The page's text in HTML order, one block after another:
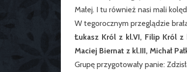
Małej. I tu również nasi mali
W tegorocznym przeglądzie
Łukasz Król z kl.VI, Filip Król z
Maciej Biernat z kl.III, Michał
Grupę przygotowały panie: